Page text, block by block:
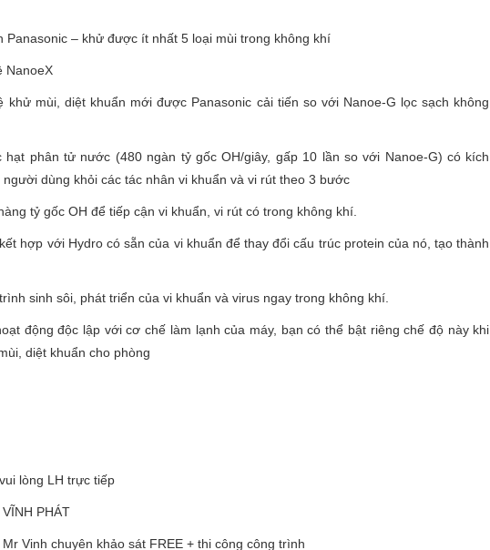
Panasonic – khử được ít nhất 5 loại mùi trong không khí
NanoeX
khử mùi, diệt khuẩn mới được Panasonic cải tiến so với Nanoe-G lọc sạch không
hạt phân tử nước (480 ngàn tỷ gốc OH/giây, gấp 10 lần so với Nanoe-G) có kích
dùng khỏi các tác nhân vi khuẩn và vi rút theo 3 bước
tỷ gốc OH để tiếp cận vi khuẩn, vi rút có trong không khí.
hợp với Hydro có sẵn của vi khuẩn để thay đổi cấu trúc protein của nó, tạo thành
sinh sôi, phát triển của vi khuẩn và virus ngay trong không khí.
động độc lập với cơ chế làm lạnh của máy, bạn có thể bật riêng chế độ này khi
diệt khuẩn cho phòng
lòng LH trực tiếp
PHÁT
Vinh chuyên khảo sát FREE + thi công công trình